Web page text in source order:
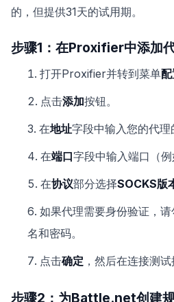
的，但提供31天的试用期。
步骤1：在Proxifier中添加
打开Proxifier并转到菜单
点击添加按钮。
在地址字段中输入您的代理
在端口字段中输入端口（例
在协议部分选择SOCKS版
如果代理需要身份验证，请
名和密码。
点击确定 ，然后在连接测
步骤2：为Battle.net创建